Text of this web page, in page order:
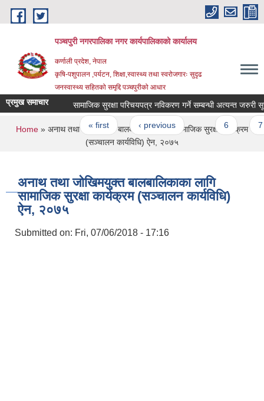
Skip to main content
पञ्चपुरी नगरपालिका नगर कार्यपालिकाको कार्यालय
कर्णाली प्रदेश, नेपाल
कृषि-पशुपालन ,पर्यटन, शिक्षा,स्वास्थ्य तथा स्वरोजगारः सुदृढ
जनस्वास्थ्य सहितको समृद्दि पञ्चपुरीको आधार
प्रमुख समाचार सामाजिक सुरक्षा परिचयपत्र नविकरण गर्ने सम्बन्धी अत्यन्त जरुरी
Pages
« first ‹ previous … 6 7
You are here
Home » अनाथ तथा जोखिमयुक्त बालबालिकाका लागि सामाजिक सुरक्षा कार्यक्रम
(सञ्चालन कार्यविधि) ऐन, २०७५
अनाथ तथा जोखिमयुक्त बालबालिकाका लागि
सामाजिक सुरक्षा कार्यक्रम (सञ्चालन कार्यविधि)
ऐन, २०७५
Submitted on: Fri, 07/06/2018 - 17:16